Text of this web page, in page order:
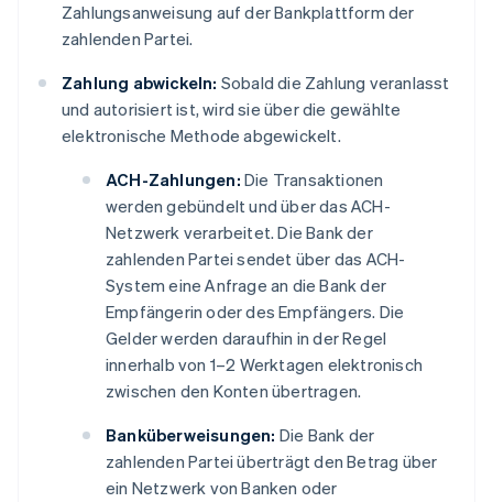
Zahlungsanweisung auf der Bankplattform der
zahlenden Partei.
Zahlung abwickeln: Sobald die Zahlung veranlasst
und autorisiert ist, wird sie über die gewählte
elektronische Methode abgewickelt.
ACH-Zahlungen: Die Transaktionen
werden gebündelt und über das ACH-
Netzwerk verarbeitet. Die Bank der
zahlenden Partei sendet über das ACH-
System eine Anfrage an die Bank der
Empfängerin oder des Empfängers. Die
Gelder werden daraufhin in der Regel
innerhalb von 1–2 Werktagen elektronisch
zwischen den Konten übertragen.
Banküberweisungen: Die Bank der
zahlenden Partei überträgt den Betrag über
ein Netzwerk von Banken oder